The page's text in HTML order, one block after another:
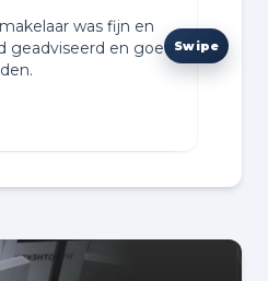
was fijn en
en goed